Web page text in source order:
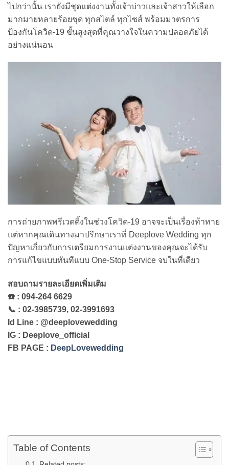
ไปกว่านั้น เรายังมีชุดแต่งงานทั้งเจ้าบ่าวและเจ้าสาวให้เลือก
มากมายหลายร้อยชุด ทุกสไตล์ ทุกไซส์ พร้อมมาตรการ
ป้องกันโควิด-19 ขั้นสูงสุดที่คุณวางใจในความปลอดภัยได้
อย่างแน่นอน
การถ่ายภาพพรีเวดดิ้งในช่วงโควิด-19 อาจจะเป็นเรื่องท้าทาย
แต่หากคุณเดินทางมาปรึกษาเราที่ Deeplove Wedding ทุก
ปัญหาเกี่ยวกับการเตรียมการงานแต่งงานของคุณจะได้รับ
การแก้ไขแบบทันทีแบบ One-Stop Service จบในที่เดียว
สอบถามรายละเอียดเพิ่มเติม
☎️ : 094-264 6629
📞 : 02-3985739, 02-3991693
Id Line : @deeplovewedding
IG : Deeplove_official
FB PAGE : DeepLovewedding
Table of Contents